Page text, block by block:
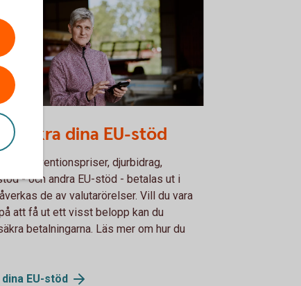
farmer using the app
dina EU-stöd
interventionspriser, djurbidrag,
- och andra EU-stöd - betalas ut i
de av valutarörelser. Vill du vara
att få ut ett visst belopp kan du
betalningarna. Läs mer om hur du
EU-stöd